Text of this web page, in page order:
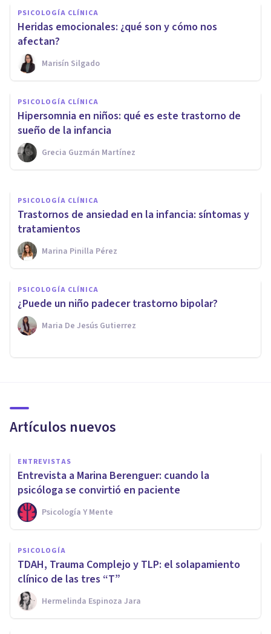
PSICOLOGÍA CLÍNICA
Heridas emocionales: ¿qué son y cómo nos
afectan?
Marisín Silgado
PSICOLOGÍA CLÍNICA
Hipersomnia en niños: qué es este trastorno de
sueño de la infancia
Grecia Guzmán Martínez
Síndrome de Angelman:
causas, síntomas y tratamiento
Juan Armando Corbin
PSICOLOGÍA CLÍNICA
Trastornos de ansiedad en la infancia: síntomas y
tratamientos
Marina Pinilla Pérez
PSICOLOGÍA CLÍNICA
¿Puede un niño padecer trastorno bipolar?
Maria De Jesús Gutierrez
Artículos nuevos
ENTREVISTAS
Entrevista a Marina Berenguer: cuando la
psicóloga se convirtió en paciente
Psicología Y Mente
PSICOLOGÍA
TDAH, Trauma Complejo y TLP: el solapamiento
clínico de las tres “T”
Hermelinda Espinoza Jara